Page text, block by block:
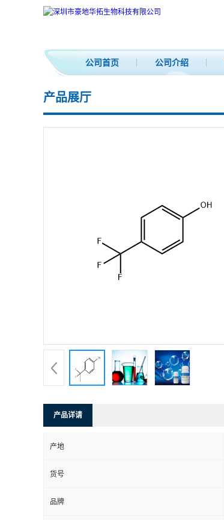
公司首页 公司介绍
产品展厅
产品详请
产地
货号
品牌